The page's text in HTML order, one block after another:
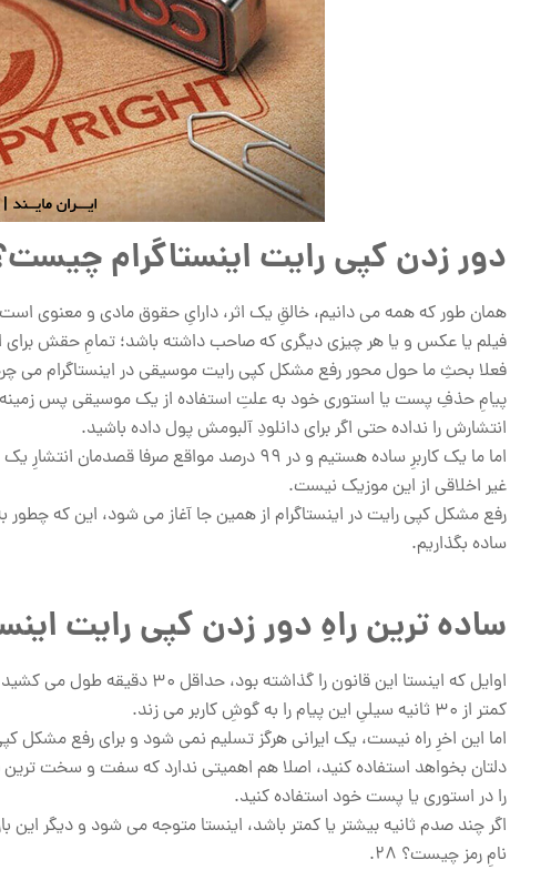
دور زدن کپی رایت اینستاگرام
همان طور که همه می دانیم، خالقِ یک اثر، دارایِ حقوق مادی و معنوی
فیلم یا عکس و یا هر چیزی دیگری که صاحب داشته باشد؛ تمامِ حقش
فعلا بحثِ ما حول محور رفع مشکل کپی رایت موسیقی در اینستاگرام می
پیامِ حذفِ پست یا استوری خود به علتِ استفاده از یک موسیقی پس
انتشارش را نداده حتی اگر برای دانلودِ آلبومش پول داده باشید.
اما ما یک کاربرِ ساده هستیم و در 99 درصد
غیر اخلاقی از این موزیک نیست.
رفع مشکل کپی رایت در اینستاگرام از همین جا آغاز می شود، این که
ساده بگذاریم.
ساده ترین راهِ دور زدن کپی رایت
اوایل که اینستا این قانون را
کمتر از 30 ثانیه سیلیِ این پیام را به گوشِ کاربر می زند.
اما این اخرِ راه نیست، یک ایرانی هرگز تسلیم نمی شود و برای رفع مشکل
را در استوری یا پست خود استفاده کنید.
اگر چند صدم ثانیه بیشتر یا کمتر باشد، اینستا متوجه می شود و دیگر
نامِ رمز چیست؟ 28.